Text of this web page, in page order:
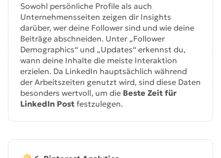
Sowohl persönliche Profile als auch
Unternehmensseiten zeigen dir Insights
darüber, wer deine Follower sind und wie deine
Beiträge abschneiden. Unter „Follower
Demographics“ und „Updates“ erkennst du,
wann deine Inhalte die meiste Interaktion
erzielen. Da LinkedIn hauptsächlich während
der Arbeitszeiten genutzt wird, sind diese Daten
besonders wertvoll, um die Beste Zeit für
LinkedIn Post festzulegen.